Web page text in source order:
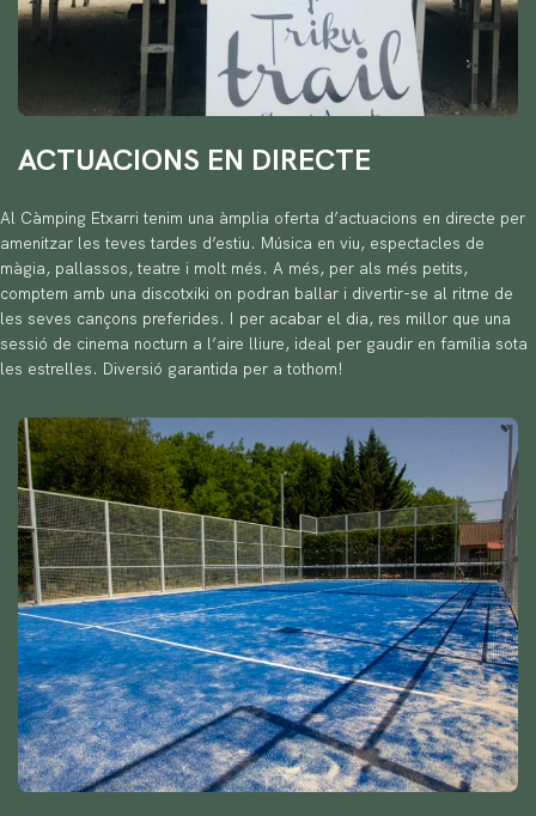
ACTUACIONS EN DIRECTE
Al Càmping Etxarri tenim una àmplia oferta d’actuacions en directe per
amenitzar les teves tardes d’estiu. Música en viu, espectacles de
màgia, pallassos, teatre i molt més. A més, per als més petits,
comptem amb una discotxiki on podran ballar i divertir-se al ritme de
les seves cançons preferides. I per acabar el dia, res millor que una
sessió de cinema nocturn a l’aire lliure, ideal per gaudir en família sota
les estrelles. Diversió garantida per a tothom!